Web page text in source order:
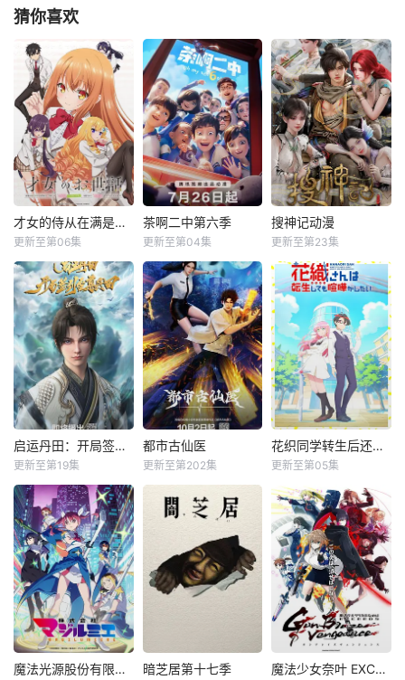
猜你喜欢
才女的侍从在满是高岭之花的贵族学校暗中照顾（毫无生活自理能力的）学院第一大小姐
更新至第06集
茶啊二中第六季
更新至第04集
搜神记动漫
更新至第23集
启运丹田：开局签到至尊丹田
更新至第19集
都市古仙医
更新至第202集
花织同学转生后还是想干架
更新至第05集
魔法光源股份有限公司第二季 暗芝居第十七季 魔法少女奈叶 EXCEEDS Gun Blaze Vengeance